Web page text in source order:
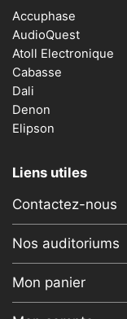
Accuphase
AudioQuest
Atoll Electronique
Cabasse
Dali
Denon
Elipson
Liens utiles
Contactez-nous
Nos auditoriums
Mon panier